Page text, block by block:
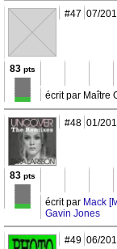
#47 07/
83 pts
écrit par Maître
#48 01/
83 pts
écrit par Mack
Gavin Jones
#49 06/